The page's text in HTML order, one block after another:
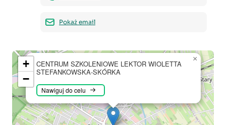
Pokaż email
CENTRUM SZKOLENIOWE LEKTOR WIOLETTA
STEFANKOWSKA-SKÓRKA
Nawiguj do celu
×
+
−